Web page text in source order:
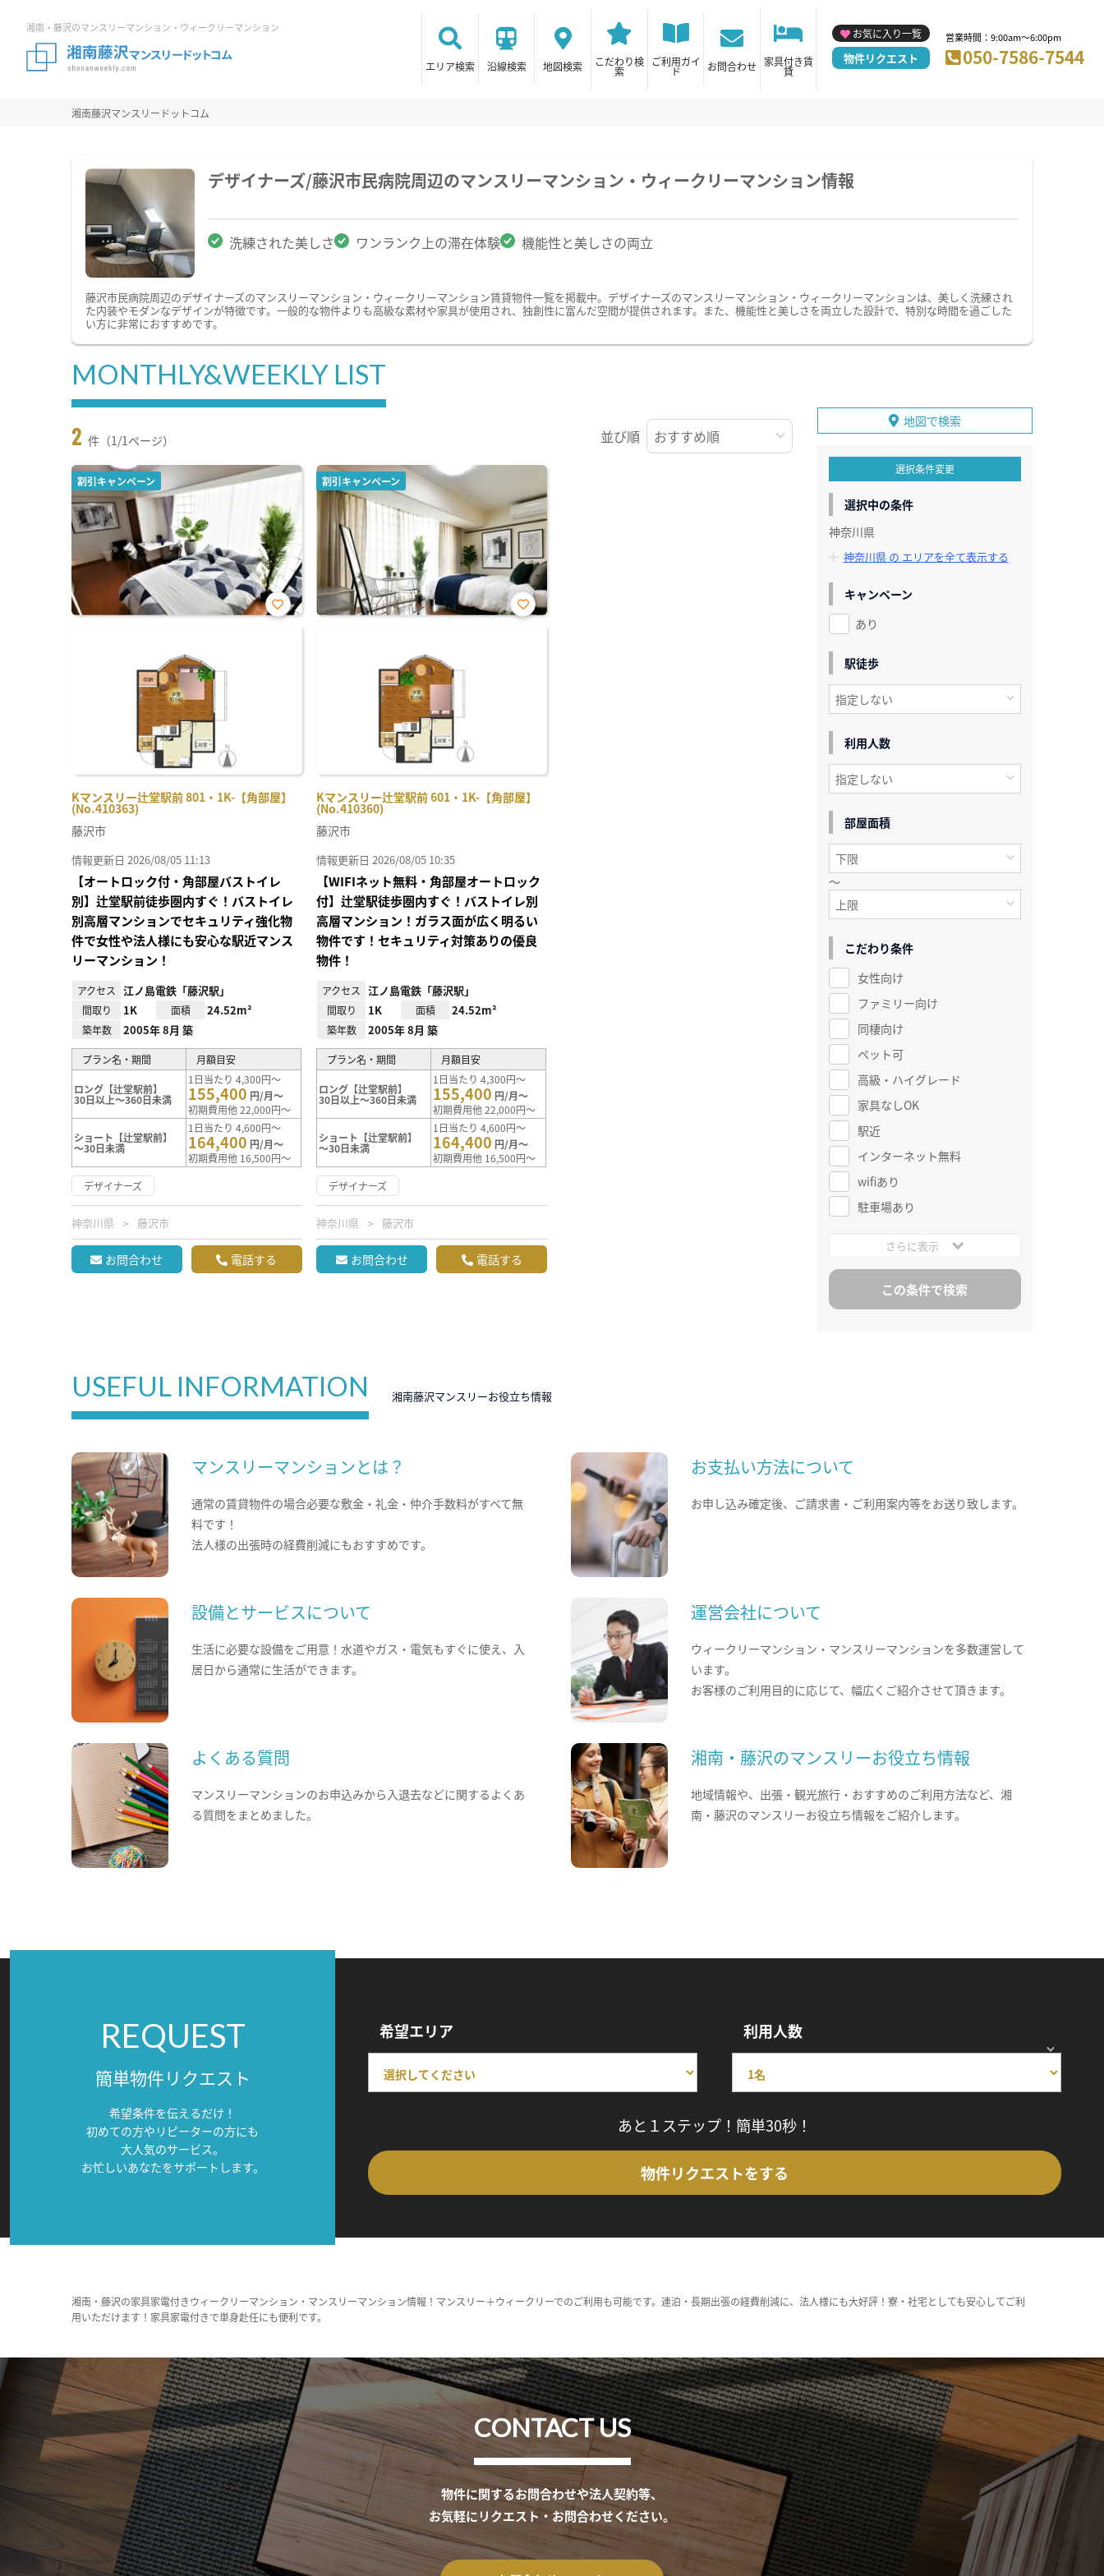
湘南・藤沢のマンスリーマンション・ウィークリーマンション
エリア検索 沿線検索 地図検索 こだわり検
索
ご利用ガイ
ド お問合わせ 家具付き賃
貸
お気に入り一覧
物件リクエスト
営業時間：9:00am～6:00pm
050-7586-7544
湘南藤沢マンスリードットコム
デザイナーズ/藤沢市民病院周辺のマンスリーマンション・ウィークリーマンション情報
洗練された美しさ ワンランク上の滞在体験 機能性と美しさの両立
藤沢市民病院周辺のデザイナーズのマンスリーマンション・ウィークリーマンション賃貸物件一覧を掲載中。デザイナーズのマンスリーマンション・ウィークリーマンションは、美しく洗練され
た内装やモダンなデザインが特徴です。一般的な物件よりも高級な素材や家具が使用され、独創性に富んだ空間が提供されます。また、機能性と美しさを両立した設計で、特別な時間を過ごした
い方に非常におすすめです。
MONTHLY&WEEKLY LIST
2 件（1/1ページ） 並び順
割引キャンペーン
Kマンスリー辻堂駅前 801・1K-【角部屋】
(No.410363)
お気
藤沢市
情報更新日 2026/08/05 11:13
【オートロック付・角部屋バストイレ
別】辻堂駅前徒歩圏内すぐ！バストイレ
別高層マンションでセキュリティ強化物
件で女性や法人様にも安心な駅近マンス
リーマンション！
アクセス 江ノ島電鉄「藤沢駅」
間取り 1K 面積 24.52m²
築年数 2005年 8月 築
プラン名・期間 月額目安
ロング【辻堂駅前】
30日以上～360日未満
1日当たり 4,300円～
155,400 円/月～
初期費用他 22,000円～
ショート【辻堂駅前】
～30日未満
1日当たり 4,600円～
164,400 円/月～
初期費用他 16,500円～
デザイナーズ
神奈川県 藤沢市
お問合わせ 電話する
割引キャンペーン
Kマンスリー辻堂駅前 601・1K-【角部屋】
(No.410360)
お気
藤沢市
情報更新日 2026/08/05 10:35
【WIFIネット無料・角部屋オートロック
付】辻堂駅徒歩圏内すぐ！バストイレ別
高層マンション！ガラス面が広く明るい
物件です！セキュリティ対策ありの優良
物件！
アクセス 江ノ島電鉄「藤沢駅」
間取り 1K 面積 24.52m²
築年数 2005年 8月 築
プラン名・期間 月額目安
ロング【辻堂駅前】
30日以上～360日未満
1日当たり 4,300円～
155,400 円/月～
初期費用他 22,000円～
ショート【辻堂駅前】
～30日未満
1日当たり 4,600円～
164,400 円/月～
初期費用他 16,500円～
デザイナーズ
神奈川県 藤沢市
お問合わせ 電話する
地図で検索
選択条件変更
選択中の条件
神奈川県
神奈川県 の エリアを全て表示する
キャンペーン
あり
駅徒歩
利用人数
部屋面積
～
こだわり条件
女性向け
ファミリー向け
同棲向け
ペット可
高級・ハイグレード
家具なしOK
駅近
インターネット無料
wifiあり
駐車場あり
さらに表示
USEFUL INFORMATION 湘南藤沢マンスリーお役立ち情報
マンスリーマンションとは？
通常の賃貸物件の場合必要な敷金・礼金・仲介手数料がすべて無
料です！
法人様の出張時の経費削減にもおすすめです。
お支払い方法について
お申し込み確定後、ご請求書・ご利用案内等をお送り致します。
設備とサービスについて
生活に必要な設備をご用意！水道やガス・電気もすぐに使え、入
居日から通常に生活ができます。
運営会社について
ウィークリーマンション・マンスリーマンションを多数運営して
います。
お客様のご利用目的に応じて、幅広くご紹介させて頂きます。
よくある質問
マンスリーマンションのお申込みから入退去などに関するよくあ
る質問をまとめました。
湘南・藤沢のマンスリーお役立ち情報
地域情報や、出張・観光旅行・おすすめのご利用方法など、湘
南・藤沢のマンスリーお役立ち情報をご紹介します。
REQUEST
簡単物件リクエスト
希望条件を伝えるだけ！
初めての方やリピーターの方にも
大人気のサービス。
お忙しいあなたをサポートします。
希望エリア 利用人数
あと１ステップ！簡単30秒！
物件リクエストをする
湘南・藤沢の家具家電付きウィークリーマンション・マンスリーマンション情報！マンスリー＋ウィークリーでのご利用も可能です。連泊・長期出張の経費削減に、法人様にも大好評！寮・社宅としても安心してご利
用いただけます！家具家電付きで単身赴任にも便利です。
CONTACT US
物件に関するお問合わせや法人契約等、
お気軽にリクエスト・お問合わせください。